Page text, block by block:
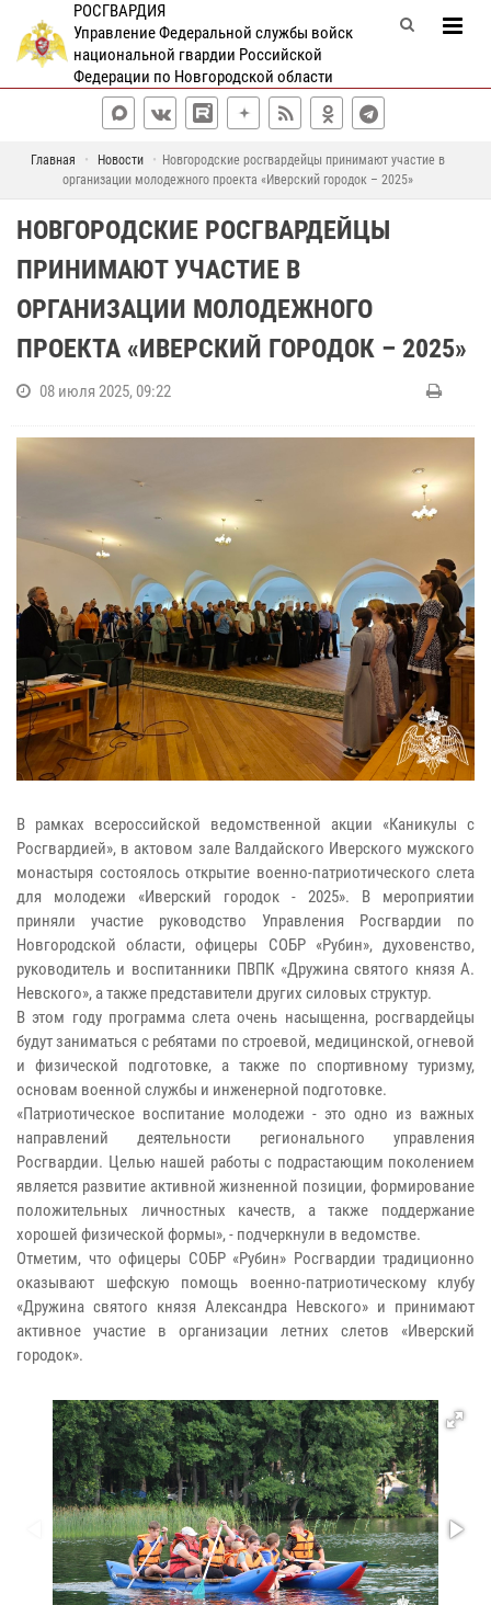
РОСГВАРДИЯ
Управление Федеральной службы войск
национальной гвардии Российской
Федерации по Новгородской области
Главная Новости
Новгородские росгвардейцы принимают участие в
организации молодежного проекта «Иверский городок – 2025»
НОВГОРОДСКИЕ РОСГВАРДЕЙЦЫ
ПРИНИМАЮТ УЧАСТИЕ В
ОРГАНИЗАЦИИ МОЛОДЕЖНОГО
ПРОЕКТА «ИВЕРСКИЙ ГОРОДОК – 2025»
08 июля 2025, 09:22
В рамках всероссийской ведомственной акции «Каникулы с
Росгвардией», в актовом зале Валдайского Иверского мужского
монастыря состоялось открытие военно-патриотического слета
для молодежи «Иверский городок - 2025». В мероприятии
приняли участие руководство Управления Росгвардии по
Новгородской области, офицеры СОБР «Рубин», духовенство,
руководитель и воспитанники ПВПК «Дружина святого князя А.
Невского», а также представители других силовых структур.
В этом году программа слета очень насыщенна, росгвардейцы
будут заниматься с ребятами по строевой, медицинской, огневой
и физической подготовке, а также по спортивному туризму,
основам военной службы и инженерной подготовке.
«Патриотическое воспитание молодежи - это одно из важных
направлений деятельности регионального управления
Росгвардии. Целью нашей работы с подрастающим поколением
является развитие активной жизненной позиции, формирование
положительных личностных качеств, а также поддержание
хорошей физической формы», - подчеркнули в ведомстве.
Отметим, что офицеры СОБР «Рубин» Росгвардии традиционно
оказывают шефскую помощь военно-патриотическому клубу
«Дружина святого князя Александра Невского» и принимают
активное участие в организации летних слетов «Иверский
городок».